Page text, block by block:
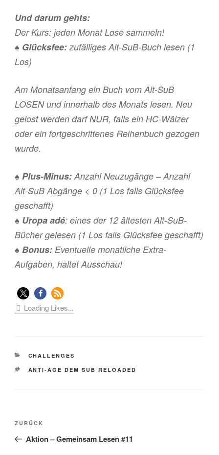
Und darum gehts:
Der Kurs: jeden Monat Lose sammeln!
♠ Glücksfee: zufälliges Alt-SuB-Buch lesen (1
Los)
Am Monatsanfang ein Buch vom Alt-SuB
LOSEN und innerhalb des Monats lesen. Neu
gelost werden darf NUR, falls ein HC-Wälzer
oder ein fortgeschrittenes Reihenbuch gezogen
wurde.
♠ Plus-Minus: Anzahl Neuzugänge – Anzahl
Alt-SuB Abgänge < 0 (1 Los falls Glücksfee
geschafft)
♠ Uropa adé: eines der 12 ältesten Alt-SuB-
Bücher gelesen (1 Los falls Glücksfee geschafft)
♠ Bonus: Eventuelle monatliche Extra-
Aufgaben, haltet Ausschau!
Loading Likes...
KATEGORIEN
CHALLENGES
SCHLAGWÖRTER
ANTI-AGE DEM SUB RELOADED
Beitragsnavigation
Vorheriger
Beitrag
ZURÜCK
Aktion – Gemeinsam Lesen #11